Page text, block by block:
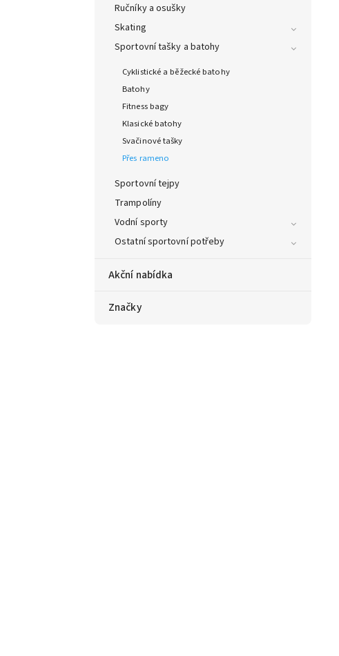
Ručníky a osušky
Skating
Sportovní tašky a batohy
Cyklistické a běžecké batohy
Batohy
Fitness bagy
Klasické batohy
Svačinové tašky
Přes rameno
Sportovní tejpy
Trampolíny
Vodní sporty
Ostatní sportovní potřeby
Akční nabídka
Značky